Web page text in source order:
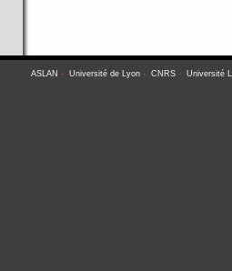
ASLAN - Université de Lyon- CNRS- Université